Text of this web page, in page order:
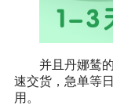
并且丹娜鸶
速交货，急单等
用。